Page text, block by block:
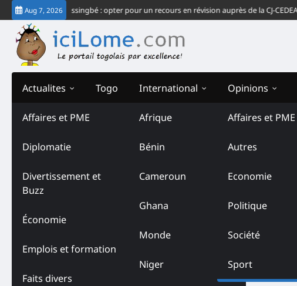
Skip
to
content
Aug 7, 2026
système Gnassingbé : opter pour un recours en révision auprès de la CJ-CEDEAO
Actualites
Affaires et PME
Diplomatie
Divertissement et
Buzz
Économie
Emplois et formation
Faits divers
Togo International
Afrique
Bénin
Cameroun
Ghana
Monde
Niger
Opinions
Affaires et PME
Autres
Economie
Politique
Société
Sport